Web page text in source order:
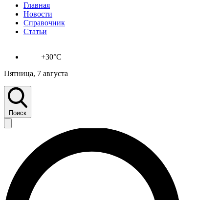
Главная
Новости
Справочник
Статьи
+30°C
Пятница, 7 августа
Поиск